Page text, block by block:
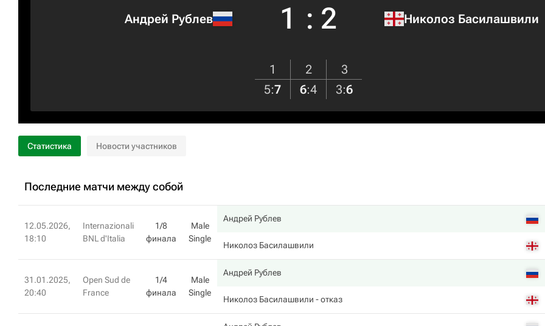
Андрей Рублев 1 : 2 Николоз Басилашвили
1 2
3
5:7 6:4 3:6
Статистика Новости участников
Последние матчи между собой
12.05.2026,
18:10
Internazionali
BNL d'Italia
1/8
финала
Male
Single
Андрей Рублев
Николоз Басилашвили
31.01.2025,
20:40
Open Sud de
France
1/4
финала
Male
Single
Андрей Рублев
Николоз Басилашвили - отказ